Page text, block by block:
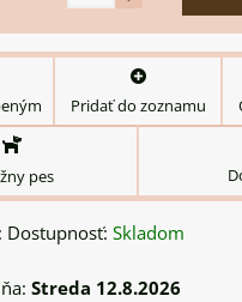
Pridať do zoznamu
pes
Dostupnosť: Skladom
Streda 12.8.2026